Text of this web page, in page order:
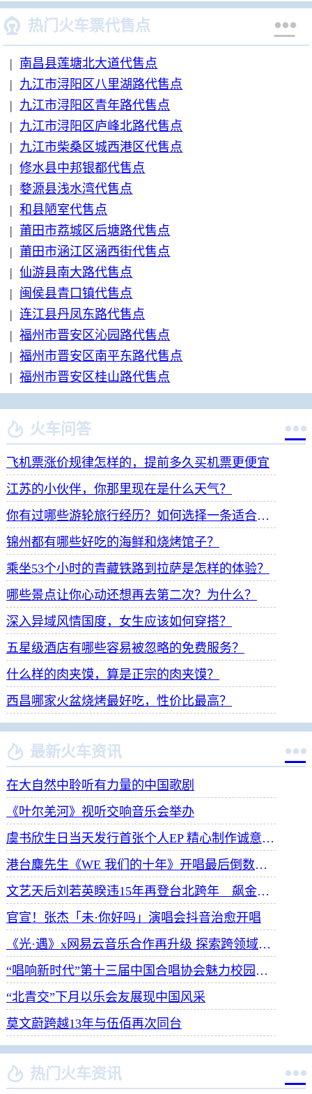
 热门火车票代售点 
| 南昌县莲塘北大道代售点
| 九江市浔阳区八里湖路代售点
| 九江市浔阳区青年路代售点
| 九江市浔阳区庐峰北路代售点
| 九江市柴桑区城西港区代售点
| 修水县中邦银都代售点
| 婺源县浅水湾代售点
| 和县陋室代售点
| 莆田市荔城区后塘路代售点
| 莆田市涵江区涵西街代售点
| 仙游县南大路代售点
| 闽侯县青口镇代售点
| 连江县丹凤东路代售点
| 福州市晋安区沁园路代售点
| 福州市晋安区南平东路代售点
| 福州市晋安区桂山路代售点
 火车问答 
飞机票涨价规律怎样的，提前多久买机票更便宜
江苏的小伙伴，你那里现在是什么天气？
你有过哪些游轮旅行经历？如何选择一条适合自己的游轮线路？
锦州都有哪些好吃的海鲜和烧烤馆子？
乘坐53个小时的青藏铁路到拉萨是怎样的体验？
哪些景点让你心动还想再去第二次？为什么？
深入异域风情国度，女生应该如何穿搭？
五星级酒店有哪些容易被忽略的免费服务？
什么样的肉夹馍，算是正宗的肉夹馍？
西昌哪家火盆烧烤最好吃，性价比最高？
 最新火车资讯 
在大自然中聆听有力量的中国歌剧
《叶尔羌河》视听交响音乐会举办
虞书欣生日当天发行首张个人EP 精心制作诚意满满
港台麋先生《WE 我们的十年》开唱最后倒数 惊喜释出10周年纪念单曲宠粉
文艺天后刘若英睽违15年再登台北跨年 飙金嗓演唱经典招牌歌掀回忆杀
官宣！张杰「未·你好吗」演唱会抖音治愈开唱
《光·遇》x网易云音乐合作再升级 探索跨领域社交新体验
“唱响新时代”第十三届中国合唱协会魅力校园合唱展演开幕
“北青交”下月以乐会友展现中国风采
莫文蔚跨越13年与伍佰再次同台
 热门火车资讯 